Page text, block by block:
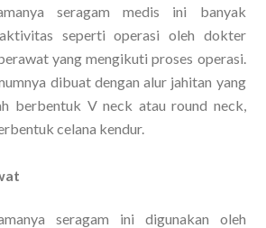
seragam medis ini banyak
seperti operasi oleh dokter
yang mengikuti proses operasi.
dibuat dengan alur jahitan yang
berbentuk V neck atau round neck,
celana kendur.
seragam ini digunakan oleh